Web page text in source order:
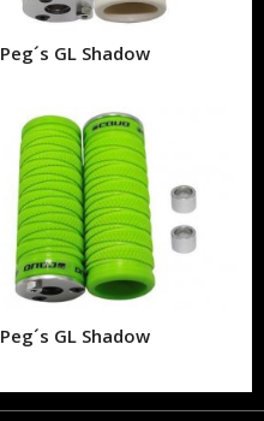
Peg´s GL Shadow
Peg´s GL Shadow